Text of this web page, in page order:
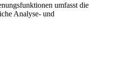
umfasst die
Analyse- und